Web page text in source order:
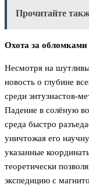
Прочитайте
Охота за
Несмотря на
новость о глубине
среди энтузиастов-
Падение в солёную
среда быстро
уничтожая его
указанные
теоретически
экспедицию с